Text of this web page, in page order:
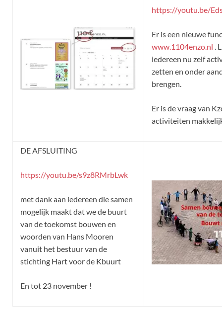
https://youtu.be/
Er is een nieuwe
www.1104enzo.nl .
iedereen nu zelf
zetten en onder
brengen.
Er is de vraag van
activiteiten
DE AFSLUITING
https://youtu.be/s9z8RMrbLwk
met dank aan iedereen die samen
mogelijk maakt dat we de buurt
van de toekomst bouwen en
woorden van Hans Mooren
vanuit het bestuur van de
stichting Hart voor de Kbuurt
En tot 23 november !